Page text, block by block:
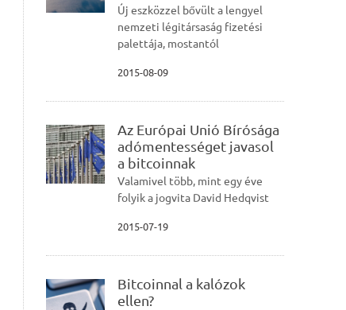
Új eszközzel bővült a lengyel
nemzeti légitársaság fizetési
palettája, mostantól
2015-08-09
Az Európai Unió Bírósága
adómentességet javasol
a bitcoinnak
Valamivel több, mint egy éve
folyik a jogvita David Hedqvist
2015-07-19
Bitcoinnal a kalózok
ellen?